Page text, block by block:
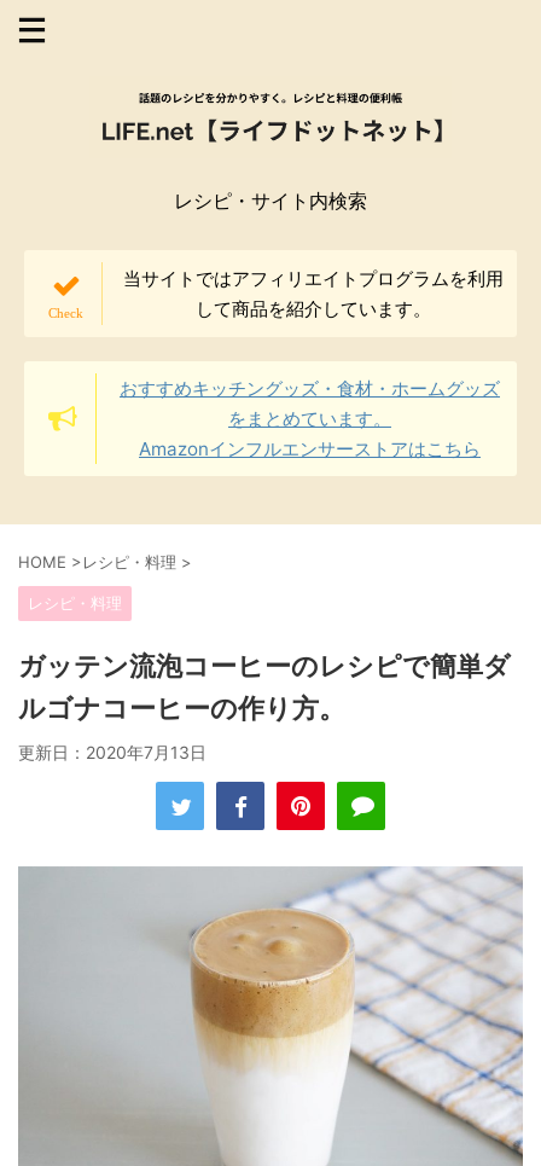
レシピ・サイト内検索
当サイトではアフィリエイトプログラムを利用
して商品を紹介しています。
おすすめキッチングッズ・食材・ホームグッズ
をまとめています。
Amazonインフルエンサーストアはこちら
HOME >レシピ・料理 >
レシピ・料理
ガッテン流泡コーヒーのレシピで簡単ダ
ルゴナコーヒーの作り方。
更新日： 2020年7月13日